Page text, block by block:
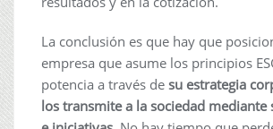
La conclusión es que hay que
empresa que asume los principios
potencia a través de su estrategia
los transmite a la sociedad mediante